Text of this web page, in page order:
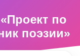
по
поэзии»